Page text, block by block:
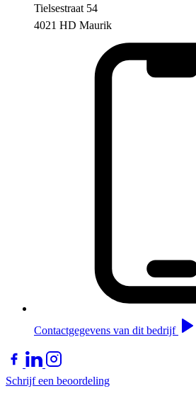
Tielsestraat 54
4021 HD Maurik
Contactgegevens van dit bedrijf
Schrijf een beoordeling